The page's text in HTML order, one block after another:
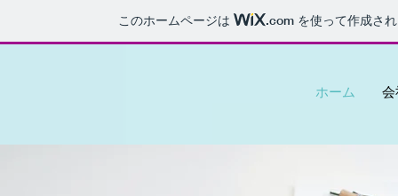
このホームページは .com を使って作成さ
ホーム 会